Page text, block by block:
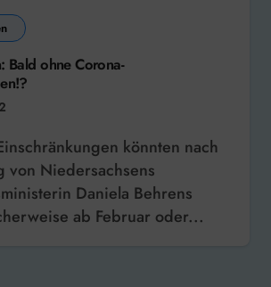
Bald ohne Corona-
von Niedersachsens
Daniela Behrens
ab Februar oder...